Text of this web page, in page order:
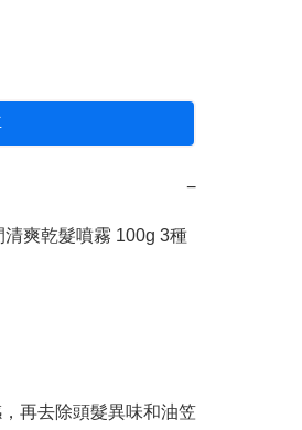
−
清爽乾髮噴霧 100g 3種
再去除頭髮異味和油笠